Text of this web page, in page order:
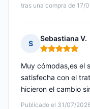
tras una compra de 17/
S
Sebastiana V.
Nota: 5 de 5
Publicado el 31/07/
Muy cómodas,es el
satisfecha con el
hicieron el cambio